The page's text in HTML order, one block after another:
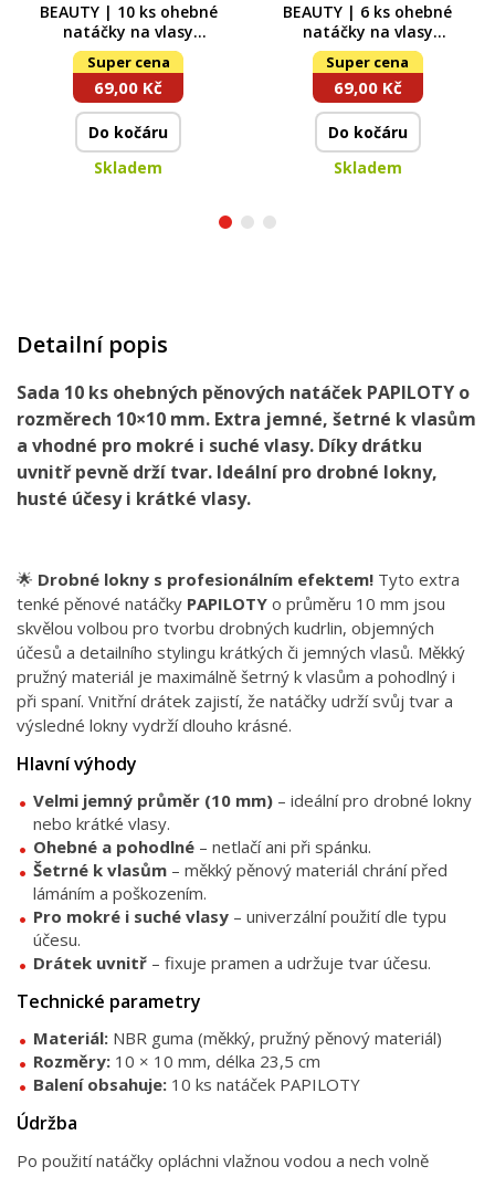
BEAUTY | 10 ks ohebné
natáčky na vlasy
PAPILOTY | průměr 10
mm | žluté
Super cena
69,00 Kč
Do kočáru
Skladem
BEAUTY | 6 ks ohebné
natáčky na vlasy
PAPILOTY | průměr 20
mm | růžové
Super cena
69,00 Kč
Do kočáru
Skladem
Detailní popis
Sada 10 ks ohebných pěnových natáček PAPILOTY o
rozměrech 10×10 mm. Extra jemné, šetrné k vlasům
a vhodné pro mokré i suché vlasy. Díky drátku
uvnitř pevně drží tvar. Ideální pro drobné lokny,
husté účesy i krátké vlasy.
🌟 Drobné lokny s profesionálním efektem! Tyto extra
tenké pěnové natáčky PAPILOTY o průměru 10 mm jsou
skvělou volbou pro tvorbu drobných kudrlin, objemných
účesů a detailního stylingu krátkých či jemných vlasů. Měkký
pružný materiál je maximálně šetrný k vlasům a pohodlný i
při spaní. Vnitřní drátek zajistí, že natáčky udrží svůj tvar a
výsledné lokny vydrží dlouho krásné.
Hlavní výhody
Velmi jemný průměr (10 mm) – ideální pro drobné lokny
nebo krátké vlasy.
Ohebné a pohodlné – netlačí ani při spánku.
Šetrné k vlasům – měkký pěnový materiál chrání před
lámáním a poškozením.
Pro mokré i suché vlasy – univerzální použití dle typu
účesu.
Drátek uvnitř – fixuje pramen a udržuje tvar účesu.
Technické parametry
Materiál: NBR guma (měkký, pružný pěnový materiál)
Rozměry: 10 × 10 mm, délka 23,5 cm
Balení obsahuje: 10 ks natáček PAPILOTY
Údržba
Po použití natáčky opláchni vlažnou vodou a nech volně